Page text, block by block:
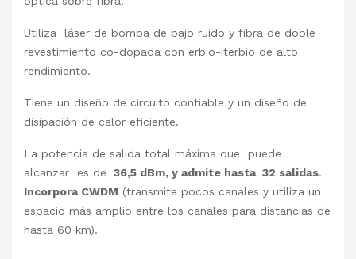
Utiliza láser de bomba de bajo ruido y fibra de doble
revestimiento co-dopada con erbio-iterbio de alto
rendimiento.
Tiene un diseño de circuito confiable y un diseño de
disipación de calor eficiente.
La potencia de salida total máxima que puede
alcanzar es de
36,5 dBm, y admite hasta 32 salidas.
Incorpora CWDM (transmite pocos canales y utiliza un
espacio más amplio entre los canales para distancias de
hasta 60 km).